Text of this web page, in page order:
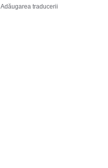
Adăugarea traducerii